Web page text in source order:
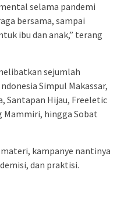
selama pandemi
bersama, sampai
ibu dan anak,” terang
sejumlah
Simpul Makassar,
Santapan Hijau, Freeletic
Mammiri, hingga Sobat
kampanye nantinya
dan praktisi.